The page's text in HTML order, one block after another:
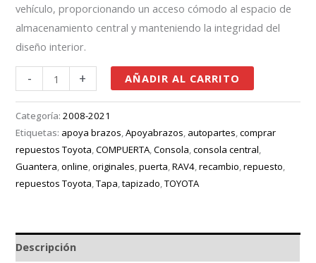
vehículo, proporcionando un acceso cómodo al espacio de
almacenamiento central y manteniendo la integridad del
diseño interior.
- + AÑADIR AL CARRITO
Categoría:2008-2021
Etiquetas: apoya brazos ,Apoyabrazos autopartes ,comprar
repuestos Toyota ,COMPUERTA ,Consola ,consola central
Guantera ,online ,originales ,puerta ,RAV4 ,recambio ,repuesto
repuestos Toyota ,Tapa ,tapizado ,TOYOTA
Descripción